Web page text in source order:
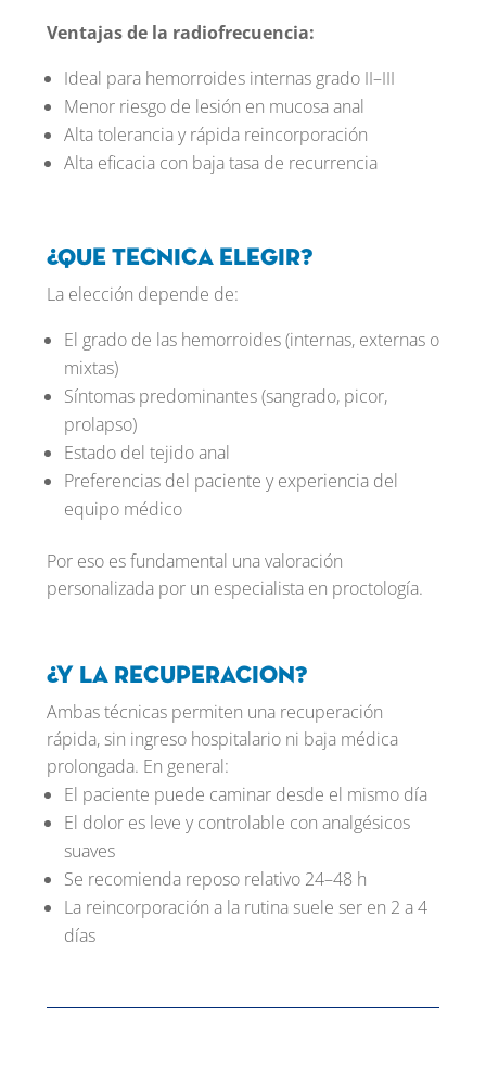
Ventajas de la radiofrecuencia:
Ideal para hemorroides internas grado II–III
Menor riesgo de lesión en mucosa anal
Alta tolerancia y rápida reincorporación
Alta eficacia con baja tasa de recurrencia
¿Que tecnica elegir?
La elección depende de:
El grado de las hemorroides (internas, externas o
mixtas)
Síntomas predominantes (sangrado, picor,
prolapso)
Estado del tejido anal
Preferencias del paciente y experiencia del
equipo médico
Por eso es fundamental una valoración
personalizada por un especialista en proctología.
¿Y la recuperacion?
Ambas técnicas permiten una recuperación
rápida, sin ingreso hospitalario ni baja médica
prolongada. En general:
El paciente puede caminar desde el mismo día
El dolor es leve y controlable con analgésicos
suaves
Se recomienda reposo relativo 24–48 h
La reincorporación a la rutina suele ser en 2 a 4
días